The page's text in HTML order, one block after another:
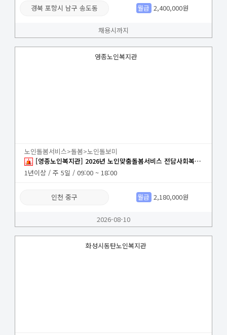
경북 포항시 남구 송도동 월급 2,400,000원
채용시까지
영종노인복지관
노인돌봄서비스>돌봄>노인돌보미
[영종노인복지관] 2026년 노인맞춤돌봄서비스 전담사회복지사 구인 공고
1년이상 / 주 5일 / 09:00 ~ 18:00
인천 중구 월급 2,180,000원
2026-08-10
화성시동탄노인복지관